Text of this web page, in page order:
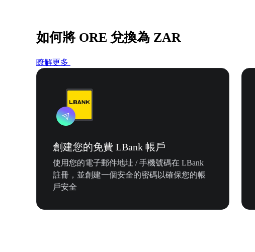
如何將 ORE 兌換為 ZAR
瞭解更多
創建您的免費 LBank 帳戶
使用您的電子郵件地址 / 手機號碼在 LBank
註冊，並創建一個安全的密碼以確保您的帳
戶安全